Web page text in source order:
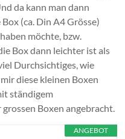
da kann man dann
(ca. Din A4 Grösse)
möchte, bzw.
Box dann leichter ist als
Durchsichtiges, wie
diese kleinen Boxen
ständigem
Boxen angebracht.
ANGEBOT